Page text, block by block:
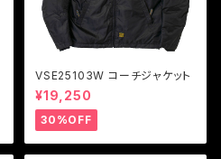
VSE25103W コーチジャケット
¥19,250
30%OFF